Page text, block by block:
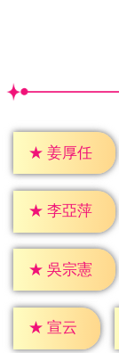
★ 姜厚任
★ 李亞萍
★ 吳宗憲
★ 宣云